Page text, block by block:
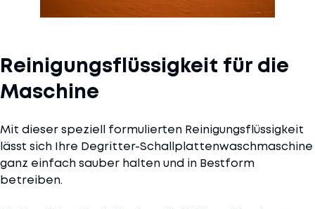
Reinigungsflüssigkeit für die
Maschine
Mit dieser speziell formulierten Reinigungsflüssigkeit
lässt sich Ihre Degritter-Schallplattenwaschmaschine
ganz einfach sauber halten und in Bestform
betreiben.